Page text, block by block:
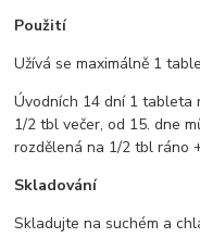
Použití
Užívá se maximálně 1
Úvodních 14 dní 1 tableta
1/2 tbl večer, od 15. dne
rozdělená na 1/2 tbl ráno
Skladování
Skladujte na suchém a